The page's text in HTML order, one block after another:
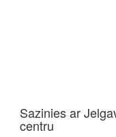
Sazinies ar
centru